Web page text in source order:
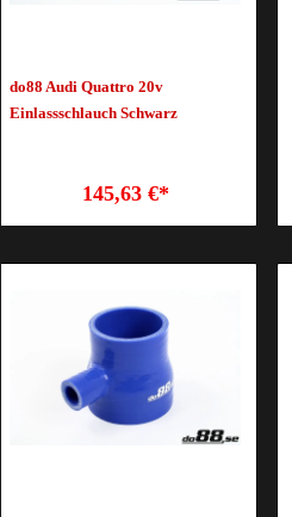
do88 Audi Quattro 20v
Einlassschlauch Schwarz
145,63 €*